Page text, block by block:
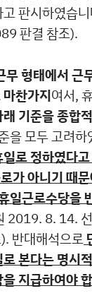
고 판시하였습
판결 참조).
무 형태에서 근
찬가지여서,
래 기준을 종합
을 모두 고려하
로 정하였다
가 아니기 때
일근로수당을
2019. 8. 14.
반대해석으로
본다는 명시
지급하여야